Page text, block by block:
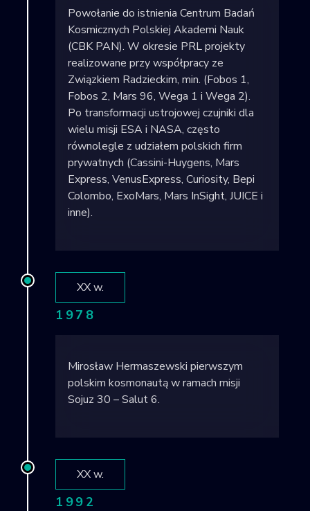
Powołanie do istnienia Centrum Badań
Kosmicznych Polskiej Akademi Nauk
(CBK PAN). W okresie PRL projekty
realizowane przy współpracy ze
Związkiem Radzieckim, min. (Fobos 1,
Fobos 2, Mars 96, Wega 1 i Wega 2).
Po transformacji ustrojowej czujniki dla
wielu misji ESA i NASA, często
równolegle z udziałem polskich firm
prywatnych (Cassini-Huygens, Mars
Express, VenusExpress, Curiosity, Bepi
Colombo, ExoMars, Mars InSight, JUICE i
inne).
1978
Mirosław Hermaszewski pierwszym
polskim kosmonautą w ramach misji
Sojuz 30 – Salut 6.
XX w.
1992
XX w.